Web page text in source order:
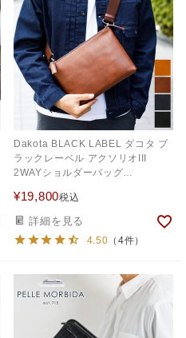
Dakota BLACK LABEL ダコタ ブ
ラックレーベル アクソリオIII
2WAYショルダーバッグ
¥19,800税込
詳細を見る
4.50 （4件）